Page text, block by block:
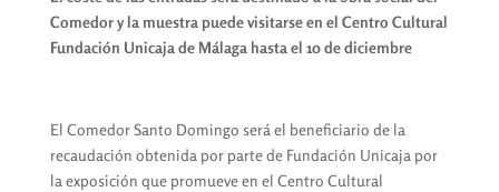
Comedor y la muestra puede visitarse en el Centro Cultural
Fundación Unicaja de Málaga hasta el 10 de diciembre
El Comedor Santo Domingo será el beneficiario de la
recaudación obtenida por parte de Fundación Unicaja por
la exposición que promueve en el Centro Cultural